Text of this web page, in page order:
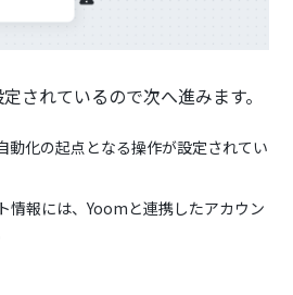
されているので次へ進みます。
動化の起点となる操作が設定されてい
情報には、Yoomと連携したアカウン